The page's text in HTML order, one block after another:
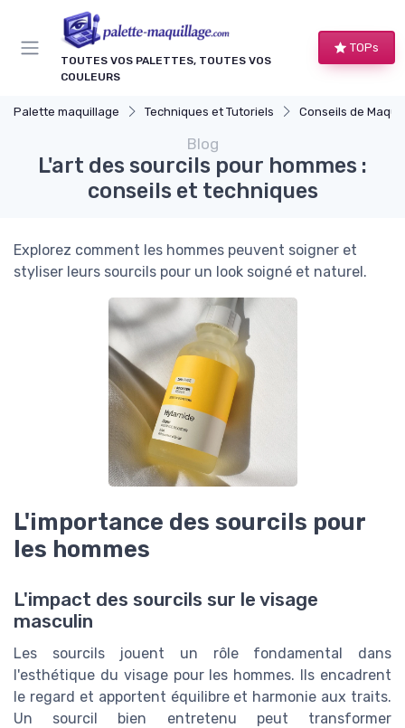
TOUTES VOS PALETTES, TOUTES VOS
COULEURS
TOPs
Palette maquillage Techniques et Tutoriels Conseils de Maquilleurs
Blog
L'art des sourcils pour hommes :
conseils et techniques
Explorez comment les hommes peuvent soigner et
styliser leurs sourcils pour un look soigné et naturel.
L'importance des sourcils pour
les hommes
L'impact des sourcils sur le visage
masculin
Les sourcils jouent un rôle fondamental dans
l'esthétique du visage pour les hommes. Ils encadrent
le regard et apportent équilibre et harmonie aux traits.
Un sourcil bien entretenu peut transformer
Panneau de gestion des cookies